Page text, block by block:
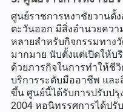
ศูนย์ราชการหงาชัยวานตั้ง
ตะวันออก มีสิ่งอำนวยคว
หลายสำหรับกิจกรรมทาง
มากมาย นับตั้งแต่เปิดให้บ
ด้วยภารกิจในการทำให้ชี
บริการระดับมืออาชีพ แล
ขึ้น ศูนย์นี้ได้รับการปรับปรุ
2004 หอนิทรรศการได้ปรั